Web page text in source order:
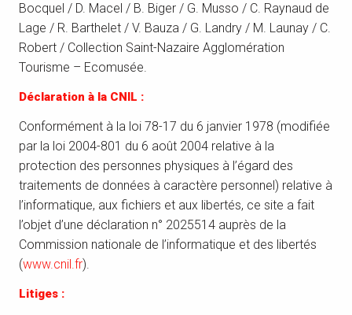
Bocquel / D. Macel / B. Biger / G. Musso / C. Raynaud de
Lage / R. Barthelet / V. Bauza / G. Landry / M. Launay / C.
Robert / Collection Saint-Nazaire Agglomération
Tourisme – Ecomusée.
Déclaration à la CNIL :
Conformément à la loi 78-17 du 6 janvier 1978 (modifiée
par la loi 2004-801 du 6 août 2004 relative à la
protection des personnes physiques à l’égard des
traitements de données à caractère personnel) relative à
l’informatique, aux fichiers et aux libertés, ce site a fait
l’objet d’une déclaration n° 2025514 auprès de la
Commission nationale de l’informatique et des libertés
(www.cnil.fr).
Litiges :